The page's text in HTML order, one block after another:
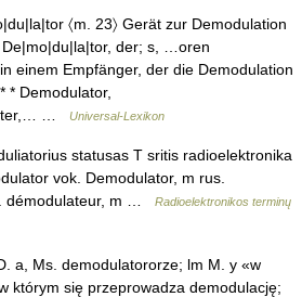
〈m. 23〉 Gerät zur Demodulation
der; s, …oren
einem Empfänger, der die Demodulation
* Demodulator,
…
Universal-Lexikon
statusas T sritis radioelektronika
vok. Demodulator, m rus.
démodulateur, m …
Radioelektronikos terminų
a, Ms. demodulatororze; lm M. y «w
którym się przeprowadza demodulację;